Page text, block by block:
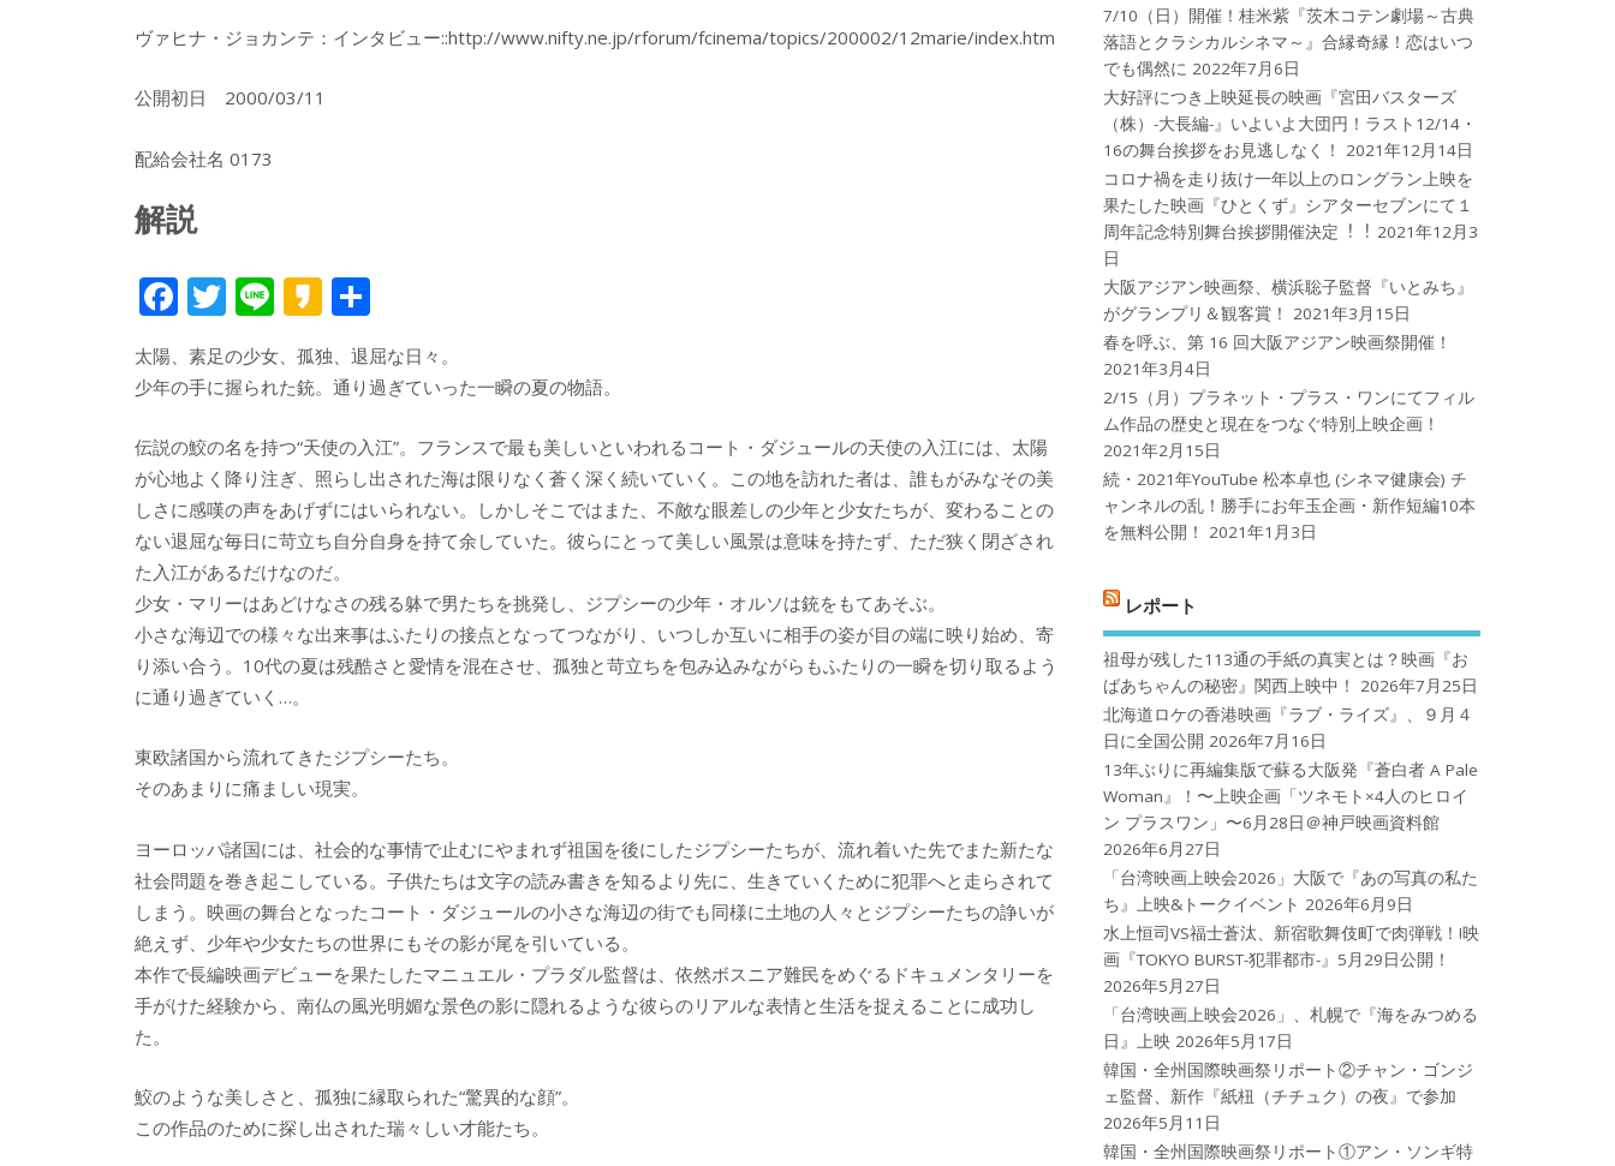
ヴァヒナ・ジョカンテ：インタビュー::http://www.nifty.ne.jp/rforum/fcinema/topics/200002/12marie/index.htm
公開初日 2000/03/11
配給会社名 0173
解説
F
ac
e
b
o
o
k
T
w
itt
er
Li
e
K
a
k
a
o
有
太陽、素足の少女、孤独、退屈な日々。
少年の手に握られた銃。通り過ぎていった一瞬の夏の物語。
伝説の鮫の名を持つ“天使の入江”。フランスで最も美しいといわれるコート・ダジュールの天使の入江には、太陽
が心地よく降り注ぎ、照らし出された海は限りなく蒼く深く続いていく。この地を訪れた者は、誰もがみなその美
しさに感嘆の声をあげずにはいられない。しかしそこではまた、不敵な眼差しの少年と少女たちが、変わることの
ない退屈な毎日に苛立ち自分自身を持て余していた。彼らにとって美しい風景は意味を持たず、ただ狭く閉ざされ
た入江があるだけなのだ。
少女・マリーはあどけなさの残る躰で男たちを挑発し、ジプシーの少年・オルソは銃をもてあそぶ。
小さな海辺での様々な出来事はふたりの接点となってつながり、いつしか互いに相手の姿が目の端に映り始め、寄
り添い合う。10代の夏は残酷さと愛情を混在させ、孤独と苛立ちを包み込みながらもふたりの一瞬を切り取るよう
に通り過ぎていく…。
東欧諸国から流れてきたジプシーたち。
そのあまりに痛ましい現実。
ヨーロッパ諸国には、社会的な事情で止むにやまれず祖国を後にしたジプシーたちが、流れ着いた先でまた新たな
社会問題を巻き起こしている。子供たちは文字の読み書きを知るより先に、生きていくために犯罪へと走らされて
しまう。映画の舞台となったコート・ダジュールの小さな海辺の街でも同様に土地の人々とジプシーたちの諍いが
絶えず、少年や少女たちの世界にもその影が尾を引いている。
本作で長編映画デビューを果たしたマニュエル・プラダル監督は、依然ボスニア難民をめぐるドキュメンタリーを
手がけた経験から、南仏の風光明媚な景色の影に隠れるような彼らのリアルな表情と生活を捉えることに成功し
た。
鮫のような美しさと、孤独に縁取られた“驚異的な顔”。
この作品のために探し出された瑞々しい才能たち。
7/10（日）開催！桂米紫『茨木コテン劇場～古典
落語とクラシカルシネマ～』合縁奇縁！恋はいつ
でも偶然に 2022年7月6日
大好評につき上映延長の映画『宮田バスターズ
（株）-大長編-』いよいよ大団円！ラスト12/14・
16の舞台挨拶をお見逃しなく！
2021年12月14日
コロナ禍を⾛り抜け⼀年以上のロングラン上映を
果たした映画『ひとくず』シアターセブンにて１
周年記念特別舞台挨拶開催決定︕︕ 2021年12月3
日
大阪アジアン映画祭、横浜聡子監督『いとみち』
がグランプリ＆観客賞！
2021年3月15日
春を呼ぶ、第 16 回大阪アジアン映画祭開催！
2021年3月4日
2/15（月）プラネット・プラス・ワンにてフィル
ム作品の歴史と現在をつなぐ特別上映企画！
2021年2月15日
続・2021年YouTube 松本卓也 (シネマ健康会) チ
ャンネルの乱！勝手にお年玉企画・新作短編10本
を無料公開！
2021年1月3日
レポート
祖母が残した113通の手紙の真実とは？映画『お
ばあちゃんの秘密』関西上映中！
2026年7月25日
北海道ロケの香港映画『ラブ・ライズ』、９月４
日に全国公開 2026年7月16日
13年ぶりに再編集版で蘇る大阪発『蒼白者 A Pale
Woman』！〜上映企画「ツネモト×4人のヒロイ
ン プラスワン」〜6月28日＠神戸映画資料館
2026年6月27日
「台湾映画上映会2026」大阪で『あの写真の私た
ち』上映&トークイベント 2026年6月9日
水上恒司VS福士蒼汰、新宿歌舞伎町で肉弾戦！!映
画『TOKYO BURST-犯罪都市-』5月29日公開！
2026年5月27日
「台湾映画上映会2026」、札幌で『海をみつめる
日』上映 2026年5月17日
韓国・全州国際映画祭リポート②チャン・ゴンジ
ェ監督、新作『紙杻（チチュク）の夜』で参加
2026年5月11日
韓国・全州国際映画祭リポート①アン・ソンギ特